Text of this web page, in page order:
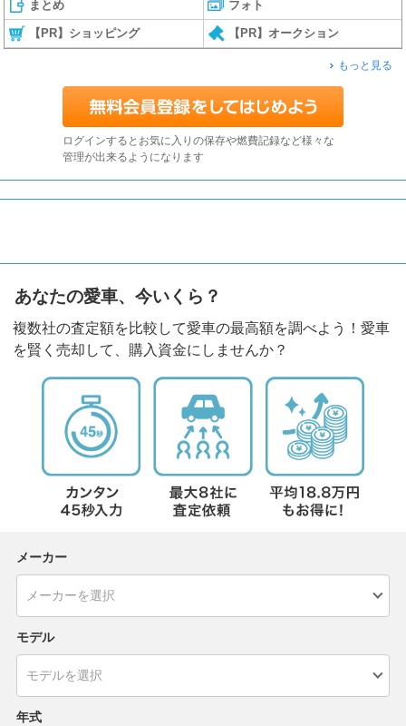
まとめ フォト
【PR】ショッピング 【PR】オークション
もっと見る
ログインするとお気に入りの保存や燃費記録など様々な
管理が出来るようになります
あなたの愛車、今いくら？
複数社の査定額を比較して愛車の最高額を調べよう！愛車
を賢く売却して、購入資金にしませんか？
メーカー
モデル
年式